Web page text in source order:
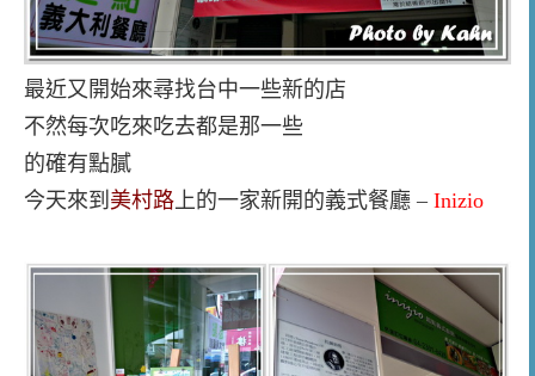
最近又開始來尋找台中一些新的店
不然每次吃來吃去都是那一些
的確有點膩
今天來到 美村路上的一家新開的義式餐廳 – Inizio